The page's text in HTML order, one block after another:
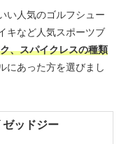
い人気のゴルフシュー
キなど人気スポーツブ
、スパイクレスの種類
にあった方を選びまし
ッドジー